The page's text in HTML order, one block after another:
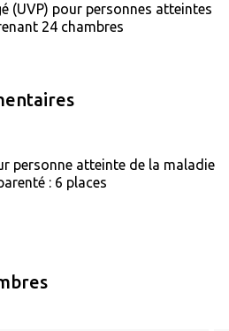
(UVP) pour personnes atteintes
24 chambres
personne atteinte de la maladie
: 6 places